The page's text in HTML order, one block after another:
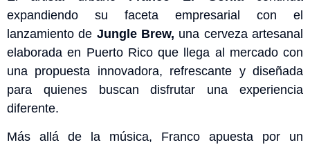
expandiendo su faceta empresarial con el
lanzamiento de Jungle Brew, una cerveza artesanal
elaborada en Puerto Rico que llega al mercado con
una propuesta innovadora, refrescante y diseñada
para quienes buscan disfrutar una experiencia
diferente.
Más allá de la música, Franco apuesta por un